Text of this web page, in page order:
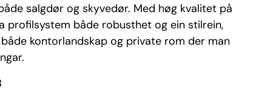
salgdør og skyvedør. Med høg kvalitet på
profilsystem både robusthet og ein stilrein,
kontorlandskap og private rom der man